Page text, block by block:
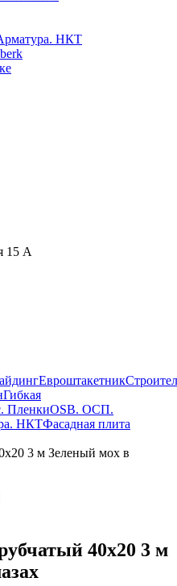
НКТ
15 А
Евроштакетник
Гибкая
ПленкиOSB. ОСП.
НКТФасадная плита
3 м Зеленый мох в
40х20 3 м